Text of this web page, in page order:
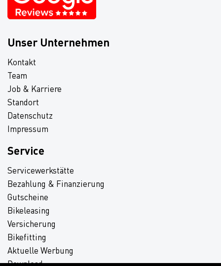
Unser Unternehmen
Kontakt
Team
Job & Karriere
Standort
Datenschutz
Impressum
Service
Servicewerkstätte
Bezahlung & Finanzierung
Gutscheine
Bikeleasing
Versicherung
Bikefitting
Aktuelle Werbung
Download